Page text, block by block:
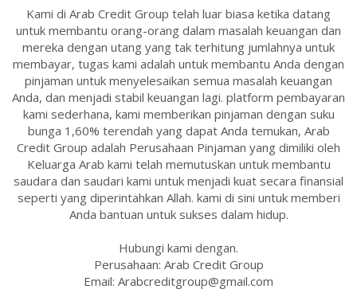
Kami di Arab Credit Group telah luar biasa ketika datang
untuk membantu orang-orang dalam masalah keuangan dan
mereka dengan utang yang tak terhitung jumlahnya untuk
membayar, tugas kami adalah untuk membantu Anda dengan
pinjaman untuk menyelesaikan semua masalah keuangan
Anda, dan menjadi stabil keuangan lagi. platform pembayaran
kami sederhana, kami memberikan pinjaman dengan suku
bunga 1,60% terendah yang dapat Anda temukan, Arab
Credit Group adalah Perusahaan Pinjaman yang dimiliki oleh
Keluarga Arab kami telah memutuskan untuk membantu
saudara dan saudari kami untuk menjadi kuat secara finansial
seperti yang diperintahkan Allah. kami di sini untuk memberi
Anda bantuan untuk sukses dalam hidup.
Hubungi kami dengan.
Perusahaan: Arab Credit Group
Email: Arabcreditgroup@gmail.com